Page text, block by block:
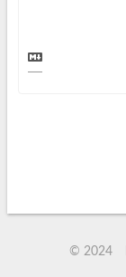
© 2024